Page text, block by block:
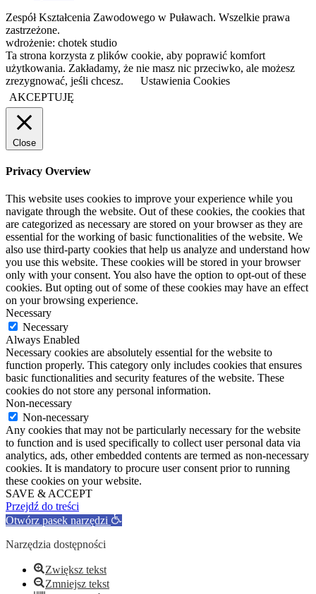
Zespół Kształcenia Zawodowego w Puławach. Wszelkie prawa
zastrzeżone.
wdrożenie: chotek studio
Ta strona korzysta z plików cookie, aby poprawić komfort
użytkowania. Zakładamy, że nie masz nic przeciwko, ale możesz
zrezygnować, jeśli chcesz.
Ustawienia Cookies
AKCEPTUJĘ
Close
Privacy Overview
This website uses cookies to improve your experience while you
navigate through the website. Out of these cookies, the cookies that
are categorized as necessary are stored on your browser as they are
essential for the working of basic functionalities of the website. We
also use third-party cookies that help us analyze and understand how
you use this website. These cookies will be stored in your browser
only with your consent. You also have the option to opt-out of these
cookies. But opting out of some of these cookies may have an effect
on your browsing experience.
Necessary
Necessary
Always Enabled
Necessary cookies are absolutely essential for the website to
function properly. This category only includes cookies that ensures
basic functionalities and security features of the website. These
cookies do not store any personal information.
Non-necessary
Non-necessary
Any cookies that may not be particularly necessary for the website
to function and is used specifically to collect user personal data via
analytics, ads, other embedded contents are termed as non-necessary
cookies. It is mandatory to procure user consent prior to running
these cookies on your website.
SAVE & ACCEPT
Przejdź do treści
Otwórz pasek narzędzi
Narzędzia dostępności
Zwiększ tekst
Zmniejsz tekst